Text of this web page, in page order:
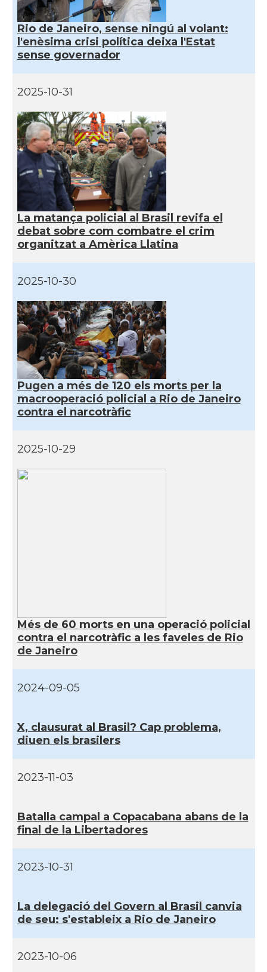
Rio de Janeiro, sense ningú al volant:
l'enèsima crisi política deixa l'Estat
sense governador
2025-10-31
La matança policial al Brasil revifa el
debat sobre com combatre el crim
organitzat a Amèrica Llatina
2025-10-30
Pugen a més de 120 els morts per la
macrooperació policial a Rio de Janeiro
contra el narcotràfic
2025-10-29
Més de 60 morts en una operació policial
contra el narcotràfic a les faveles de Rio
de Janeiro
2024-09-05
X, clausurat al Brasil? Cap problema,
diuen els brasilers
2023-11-03
Batalla campal a Copacabana abans de la
final de la Libertadores
2023-10-31
La delegació del Govern al Brasil canvia
de seu: s'estableix a Rio de Janeiro
2023-10-06